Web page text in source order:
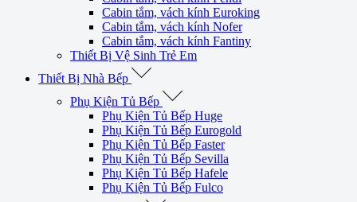
Cabin tắm, vách kính Euroking
Cabin tắm, vách kính Nofer
Cabin tắm, vách kính Fantiny
Thiết Bị Vệ Sinh Trẻ Em
Thiết Bị Nhà Bếp
Phụ Kiện Tủ Bếp
Phụ Kiện Tủ Bếp Huge
Phụ Kiện Tủ Bếp Eurogold
Phụ Kiện Tủ Bếp Faster
Phụ Kiện Tủ Bếp Sevilla
Phụ Kiện Tủ Bếp Hafele
Phụ Kiện Tủ Bếp Fulco